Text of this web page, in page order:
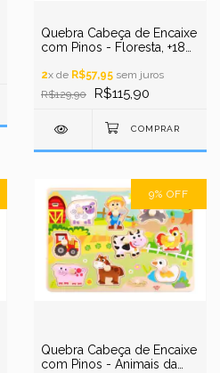
Quebra Cabeça de Encaixe
com Pinos - Floresta, +18
Toys
2x de R$57,95 sem juros
R$129,90
R$115,90
9% OFF
Quebra Cabeça de Encaixe
com Pinos - Animais da